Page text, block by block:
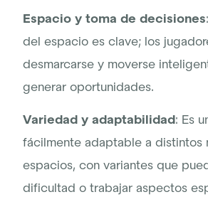
Espacio y toma de decisiones
del espacio es clave; los
desmarcarse y moverse
generar oportunidades.
Variedad y adaptabilidad: Es
fácilmente adaptable a distintos
espacios, con variantes que
dificultad o trabajar aspectos